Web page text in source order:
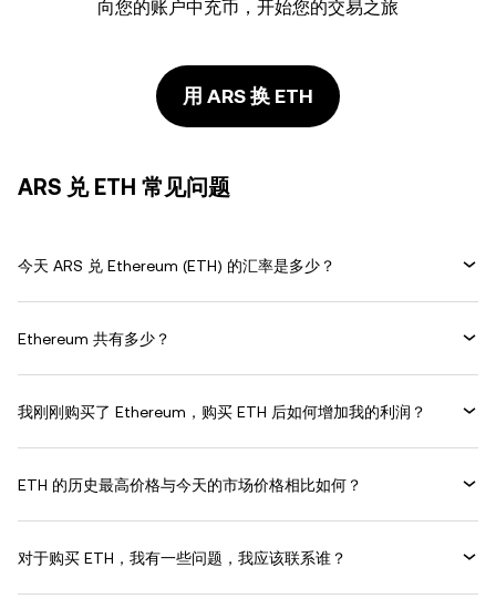
向您的账户中充币，开始您的交易之旅
用 ARS 换 ETH
ARS 兑 ETH 常见问题
今天 ARS 兑 Ethereum (ETH) 的汇率是多少？
Ethereum 共有多少？
我刚刚购买了 Ethereum，购买 ETH 后如何增加我的利润？
ETH 的历史最高价格与今天的市场价格相比如何？
对于购买 ETH，我有一些问题，我应该联系谁？